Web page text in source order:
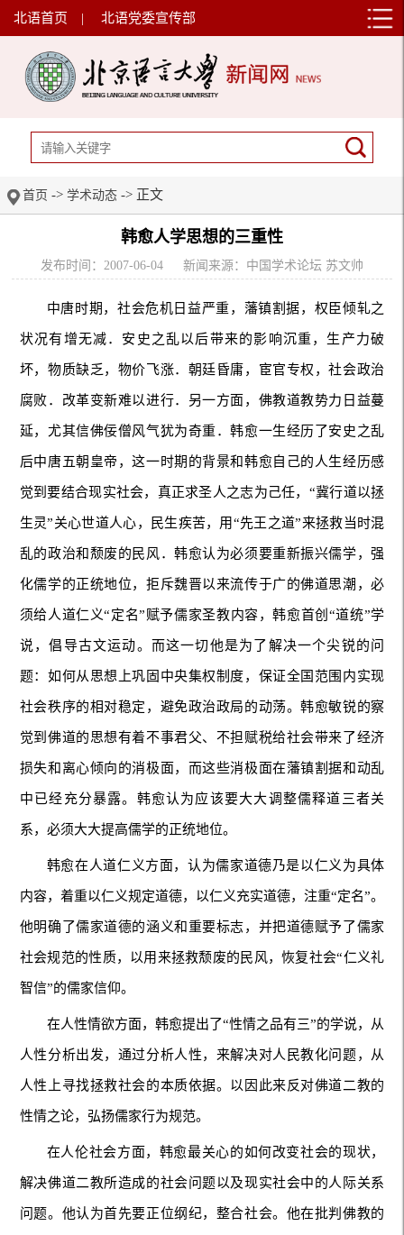
北语首页 | 北语党委宣传部
首页 -> 学术动态 -> 正文
韩愈人学思想的三重性
发布时间：2007-06-04 新闻来源：中国学术论坛 苏文帅
中唐时期，社会危机日益严重，藩镇割据，权臣倾轧之
状况有增无减．安史之乱以后带来的影响沉重，生产力破
坏，物质缺乏，物价飞涨．朝廷昏庸，宦官专权，社会政治
腐败．改革变新难以进行．另一方面，佛教道教势力日益蔓
延，尤其信佛佞僧风气犹为奇重．韩愈一生经历了安史之乱
后中唐五朝皇帝，这一时期的背景和韩愈自己的人生经历感
觉到要结合现实社会，真正求圣人之志为己任，“冀行道以拯
生灵”关心世道人心，民生疾苦，用“先王之道”来拯救当时混
乱的政治和颓废的民风．韩愈认为必须要重新振兴儒学，强
化儒学的正统地位，拒斥魏晋以来流传于广的佛道思潮，必
须给人道仁义“定名”赋予儒家圣教内容，韩愈首创“道统”学
说，倡导古文运动。而这一切他是为了解决一个尖锐的问
题：如何从思想上巩固中央集权制度，保证全国范围内实现
社会秩序的相对稳定，避免政治政局的动荡。韩愈敏锐的察
觉到佛道的思想有着不事君父、不担赋税给社会带来了经济
损失和离心倾向的消极面，而这些消极面在藩镇割据和动乱
中已经充分暴露。韩愈认为应该要大大调整儒释道三者关
系，必须大大提高儒学的正统地位。
韩愈在人道仁义方面，认为儒家道德乃是以仁义为具体
内容，着重以仁义规定道德，以仁义充实道德，注重“定名”。
他明确了儒家道德的涵义和重要标志，并把道德赋予了儒家
社会规范的性质，以用来拯救颓废的民风，恢复社会“仁义礼
智信”的儒家信仰。
在人性情欲方面，韩愈提出了“性情之品有三”的学说，从
人性分析出发，通过分析人性，来解决对人民教化问题，从
人性上寻找拯救社会的本质依据。以因此来反对佛道二教的
性情之论，弘扬儒家行为规范。
在人伦社会方面，韩愈最关心的如何改变社会的现状，
解决佛道二教所造成的社会问题以及现实社会中的人际关系
问题。他认为首先要正位纲纪，整合社会。他在批判佛教的